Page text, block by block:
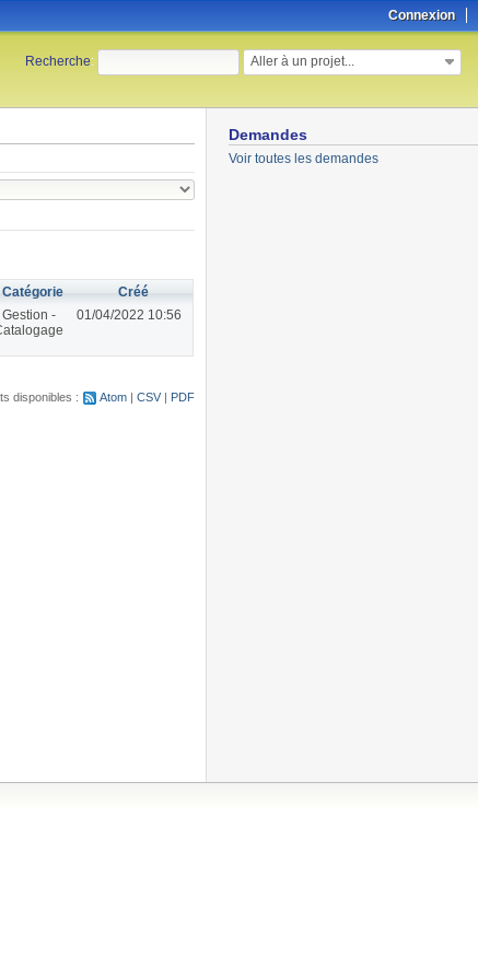
Connexion
Recherche: Aller à un projet...
Demandes
Voir toutes les demandes
Catégorie
Créé
Gestion -
01/04/2022 10:56
disponibles :
Atom CSV PDF